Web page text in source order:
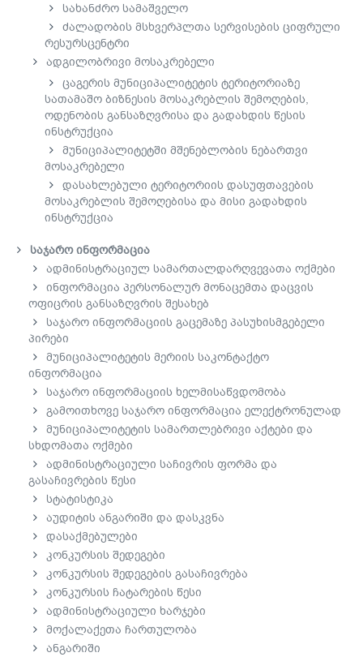
სახანძრო სამაშველო
ძალადობის მსხვერპლთა სერვისების ციფრული
რესურსცენტრი
ადგილობრივი მოსაკრებელი
ცაგერის მუნიციპალიტეტის ტერიტორიაზე
სათამაშო ბიზნესის მოსაკრებლის შემოღების,
ოდენობის განსაზღვრისა და გადახდის წესის
ინსტრუქცია
მუნიციპალიტეტში მშენებლობის ნებართვი
მოსაკრებელი
დასახლებული ტერიტორიის დასუფთავების
მოსაკრებლის შემოღებისა და მისი გადახდის
ინსტრუქცია
საჯარო ინფორმაცია
ადმინისტრაციულ სამართალდარღვევათა ოქმები
ინფორმაცია პერსონალურ მონაცემთა დაცვის
ოფიცრის განსაზღვრის შესახებ
საჯარო ინფორმაციის გაცემაზე პასუხისმგებელი
პირები
მუნიციპალიტეტის მერიის საკონტაქტო
ინფორმაცია
საჯარო ინფორმაციის ხელმისაწვდომობა
გამოითხოვე საჯარო ინფორმაცია ელექტრონულად
მუნიციპალიტეტის სამართლებრივი აქტები და
სხდომათა ოქმები
ადმინისტრაციული საჩივრის ფორმა და
გასაჩივრების წესი
სტატისტიკა
აუდიტის ანგარიში და დასკვნა
დასაქმებულები
კონკურსის შედეგები
კონკურსის შედეგების გასაჩივრება
კონკურსის ჩატარების წესი
ადმინისტრაციული ხარჯები
მოქალაქეთა ჩართულობა
ანგარიში